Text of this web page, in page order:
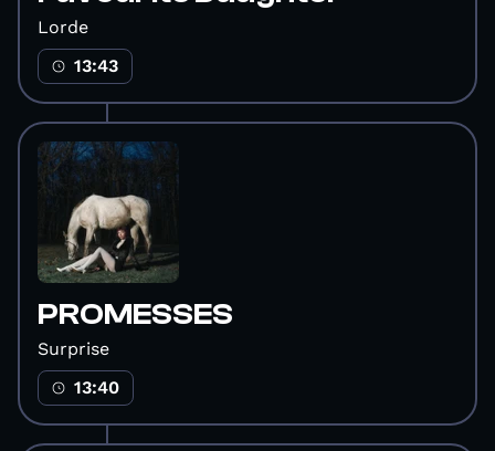
Lorde
13:43
PROMESSES
Surprise
13:40